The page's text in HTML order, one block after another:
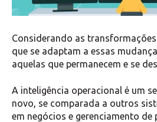
Considerando as
que se adaptam a essas
aquelas que permanecem e se
A inteligência operacional é um
novo, se comparada a outros
em negócios e gerenciamento de